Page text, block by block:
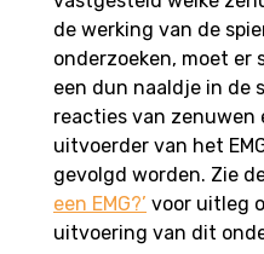
de werking van de
onderzoeken, moet er
een dun naaldje in de
reacties van zenuwen
uitvoerder van het
gevolgd worden. Zie
een EMG?’ voor uitleg
uitvoering van dit